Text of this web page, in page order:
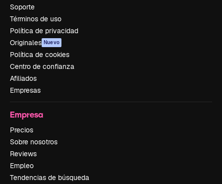
Soporte
Términos de uso
Política de privacidad
Originales Nuevo
Política de cookies
Centro de confianza
Afiliados
Empresas
Empresa
Precios
Sobre nosotros
Reviews
Empleo
Tendencias de búsqueda